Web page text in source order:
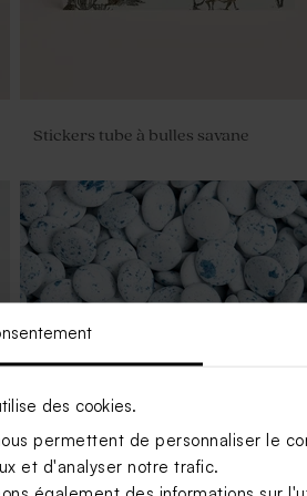
des cookies.
permettent de personnaliser le
et d'analyser notre trafic.
Stickers tube à bulles savane